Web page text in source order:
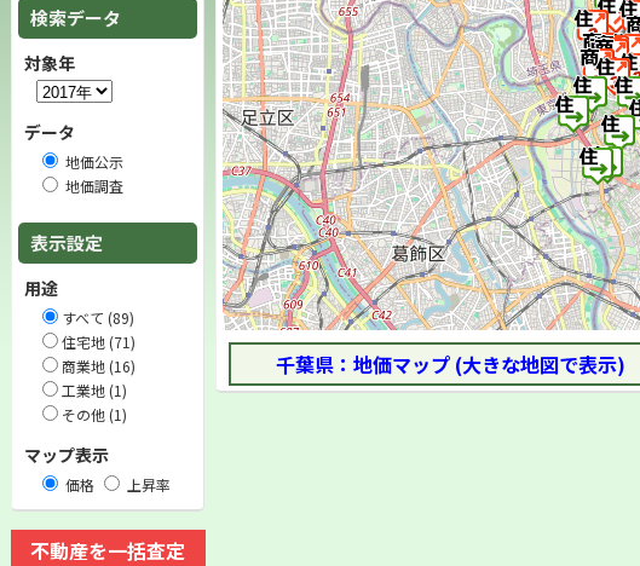
検索データ
対象年
データ
地価公示
地価調査
表示設定
用途
すべて (89)
住宅地 (71)
商業地 (16)
工業地 (1)
その他 (1)
マップ表示
価格 上昇率
不動産を一括査定
千葉県：地価マップ (大きな地図で表示)